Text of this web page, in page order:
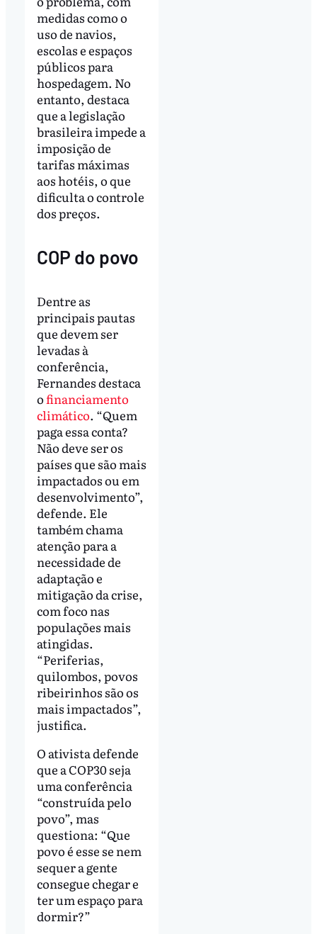
medidas como o
uso de navios,
escolas e espaços
públicos para
hospedagem. No
entanto, destaca
que a legislação
brasileira impede a
imposição de
tarifas máximas
aos hotéis, o que
dificulta o controle
dos preços.
COP do povo
Dentre as
principais pautas
que devem ser
levadas à
conferência,
Fernandes destaca
o financiamento
climático. “Quem
paga essa conta?
Não deve ser os
países que são mais
impactados ou em
desenvolvimento”,
defende. Ele
também chama
atenção para a
necessidade de
adaptação e
mitigação da crise,
com foco nas
populações mais
atingidas.
“Periferias,
quilombos, povos
ribeirinhos são os
mais impactados”,
justifica.
O ativista defende
que a COP30 seja
uma conferência
“construída pelo
povo”, mas
questiona: “Que
povo é esse se nem
sequer a gente
consegue chegar e
ter um espaço para
dormir?”